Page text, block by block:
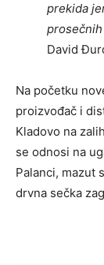
prekida
David
Na početku
proizvođač i
Kladovo na
se odnosi na
Palanci, mazut
drvna sečka